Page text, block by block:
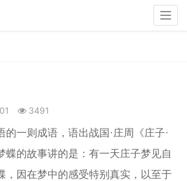
3491
的一则成语，语出战国·庄周《庄子·
蝶的故事讲的是：有一天庄子梦见自
，因在梦中的感受特别真实，以至于